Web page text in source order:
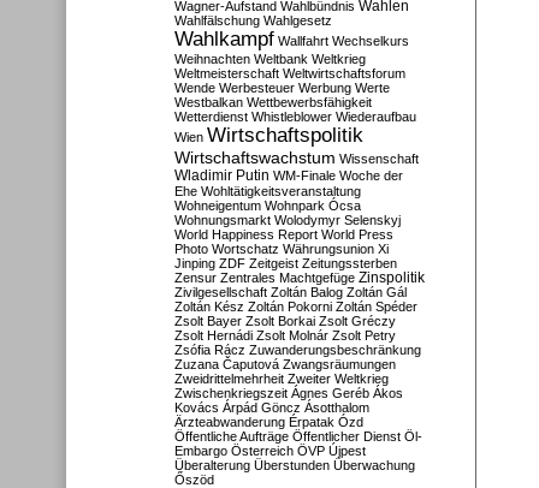
Wagner-Aufstand Wahlbündnis Wahlen
Wahlfälschung Wahlgesetz
Wahlkampf Wallfahrt Wechselkurs
Weihnachten Weltbank Weltkrieg
Weltmeisterschaft Weltwirtschaftsforum
Wende Werbesteuer Werbung Werte
Westbalkan Wettbewerbsfähigkeit
Wetterdienst Whistleblower Wiederaufbau
Wien Wirtschaftspolitik
Wirtschaftswachstum Wissenschaft
Wladimir Putin WM-Finale Woche der
Ehe Wohltätigkeitsveranstaltung
Wohneigentum Wohnpark Ócsa
Wohnungsmarkt Wolodymyr Selenskyj
World Happiness Report World Press
Photo Wortschatz Währungsunion Xi
Jinping ZDF Zeitgeist Zeitungssterben
Zensur Zentrales Machtgefüge Zinspolitik
Zivilgesellschaft Zoltán Balog Zoltán Gál
Zoltán Kész Zoltán Pokorni Zoltán Spéder
Zsolt Bayer Zsolt Borkai Zsolt Gréczy
Zsolt Hernádi Zsolt Molnár Zsolt Petry
Zsófia Rácz Zuwanderungsbeschränkung
Zuzana Čaputová Zwangsräumungen
Zweidrittelmehrheit Zweiter Weltkrieg
Zwischenkriegszeit Ágnes Geréb Ákos
Kovács Árpád Göncz Ásotthalom
Ärzteabwanderung Érpatak Ózd
Öffentliche Aufträge Öffentlicher Dienst Öl-
Embargo Österreich ÖVP Újpest
Überalterung Überstunden Überwachung
Őszöd